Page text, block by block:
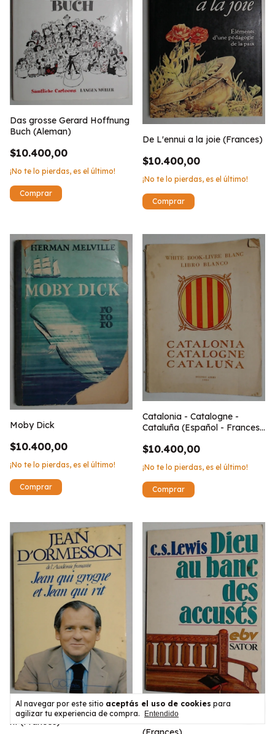
Al navegar por este sitio aceptás el uso de cookies para
agilizar tu experiencia de compra.
Entendido
Das grosse Gerard Hoffnung
Buch (Aleman)
$10.400,00
¡No te lo pierdas, es el último!
De L'ennui a la joie (Frances)
$10.400,00
¡No te lo pierdas, es el último!
Moby Dick
$10.400,00
¡No te lo pierdas, es el último!
Catalonia - Catalogne -
Cataluña (Español - Frances
$10.400,00
¡No te lo pierdas, es el último!
Jean qui grogne et Jean qui
rit (Frances)
Dieu au banc des accuses